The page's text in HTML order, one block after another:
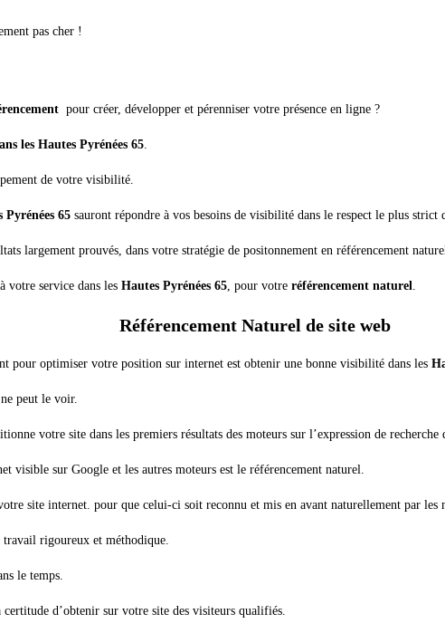
pas cher !
pour créer, développer et pérenniser votre présence en ligne ?
les Hautes Pyrénées 65.
de votre visibilité.
65 sauront répondre à vos besoins de visibilité dans le respect le plus strict
largement prouvés, dans votre stratégie de positonnement en référencement
votre service dans les Hautes Pyrénées 65, pour votre référencement naturel.
Référencement Naturel de site web
pour optimiser votre position sur internet est obtenir une bonne visibilité dans les
peut le voir.
votre site dans les premiers résultats des moteurs sur l’expression de
visible sur Google et les autres moteurs est le référencement naturel.
site internet. pour que celui-ci soit reconnu et mis en avant naturellement par les
travail rigoureux et méthodique.
le temps.
certitude d’obtenir sur votre site des visiteurs qualifiés.